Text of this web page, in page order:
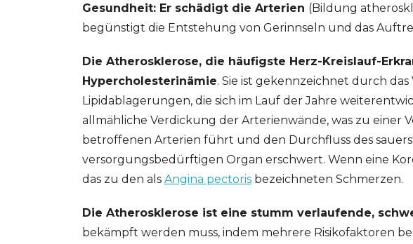
Gesundheit: Er schädigt die Arterien (Bildung
begünstigt die Entstehung von Gerinnseln und das
Die Atherosklerose, die häufigste Herz-Kreislauf-
Hypercholesterinämie. Sie ist gekennzeichnet durch
Lipidablagerungen, die sich im Lauf der Jahre
allmähliche Verdickung der Arterienwände, was zu einer
betroffenen Arterien führt und den Durchfluss des
versorgungsbedürftigen Organ erschwert. Wenn eine
das zu den als Angina pectorisbezeichneten Schmerzen.
Die Atherosklerose ist eine stumm verlaufende,
bekämpft werden muss, indem mehrere Risikofaktoren